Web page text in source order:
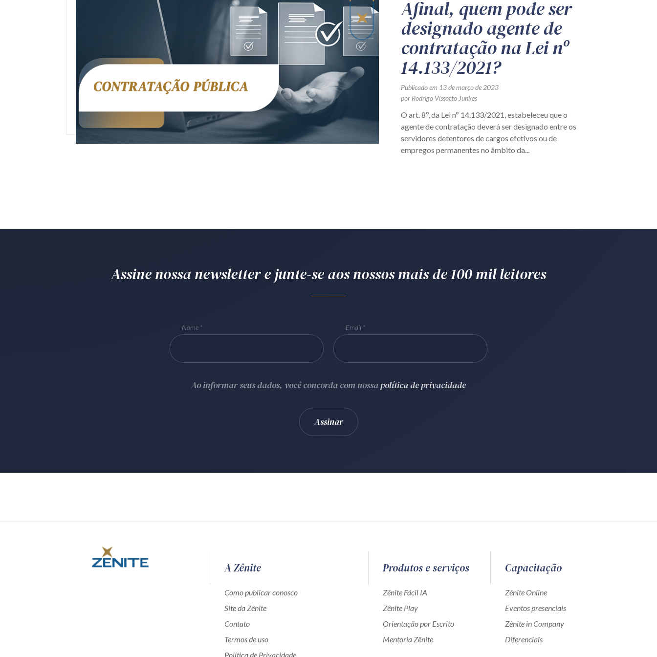
Afinal, quem pode ser
designado agente de
contratação na Lei nº
14.133/2021?
Publicado em 13 de março de 2023
por Rodrigo Vissotto Junkes
O art. 8º, da Lei nº 14.133/2021, estabeleceu que o
agente de contratação deverá ser designado entre os
servidores detentores de cargos efetivos ou de
empregos permanentes no âmbito da...
Assine nossa newsletter e junte-se aos nossos mais de 100 mil leitores
Nome Email
Ao informar seus dados, você concorda com nossapolítica de privacidade
A Zênite
Como publicar conosco
Site da Zênite
Contato
Termos de uso
Política de Privacidade
Produtos e serviços
Zênite Fácil IA
Zênite Play
Orientação por Escrito
Mentoria Zênite
Capacitação
Zênite Online
Eventos presenciais
Zênite in Company
Diferenciais